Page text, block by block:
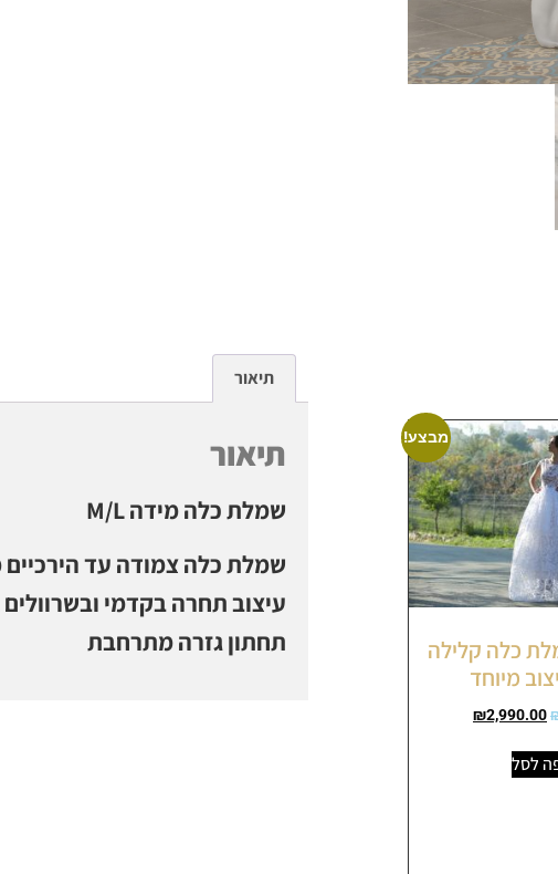
מבצע!
שמלת כלה קלילה
מיוחד
₪2,990.00
לסל
תיאור
תיאור
שמלת כלה מידה M/L
שמלת כלה צמודה עד הירכיים
עיצוב תחרה בקדמי
תחתון גזרה מתרחבת